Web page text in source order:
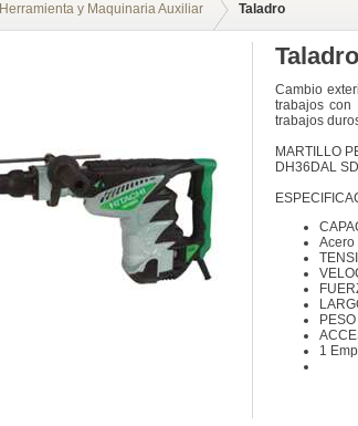
Herramienta y Maquinaria Auxiliar Taladro
Taladro
Cambio
trabajos con
trabajos
MARTILLO
DH36DAL
Acero
1